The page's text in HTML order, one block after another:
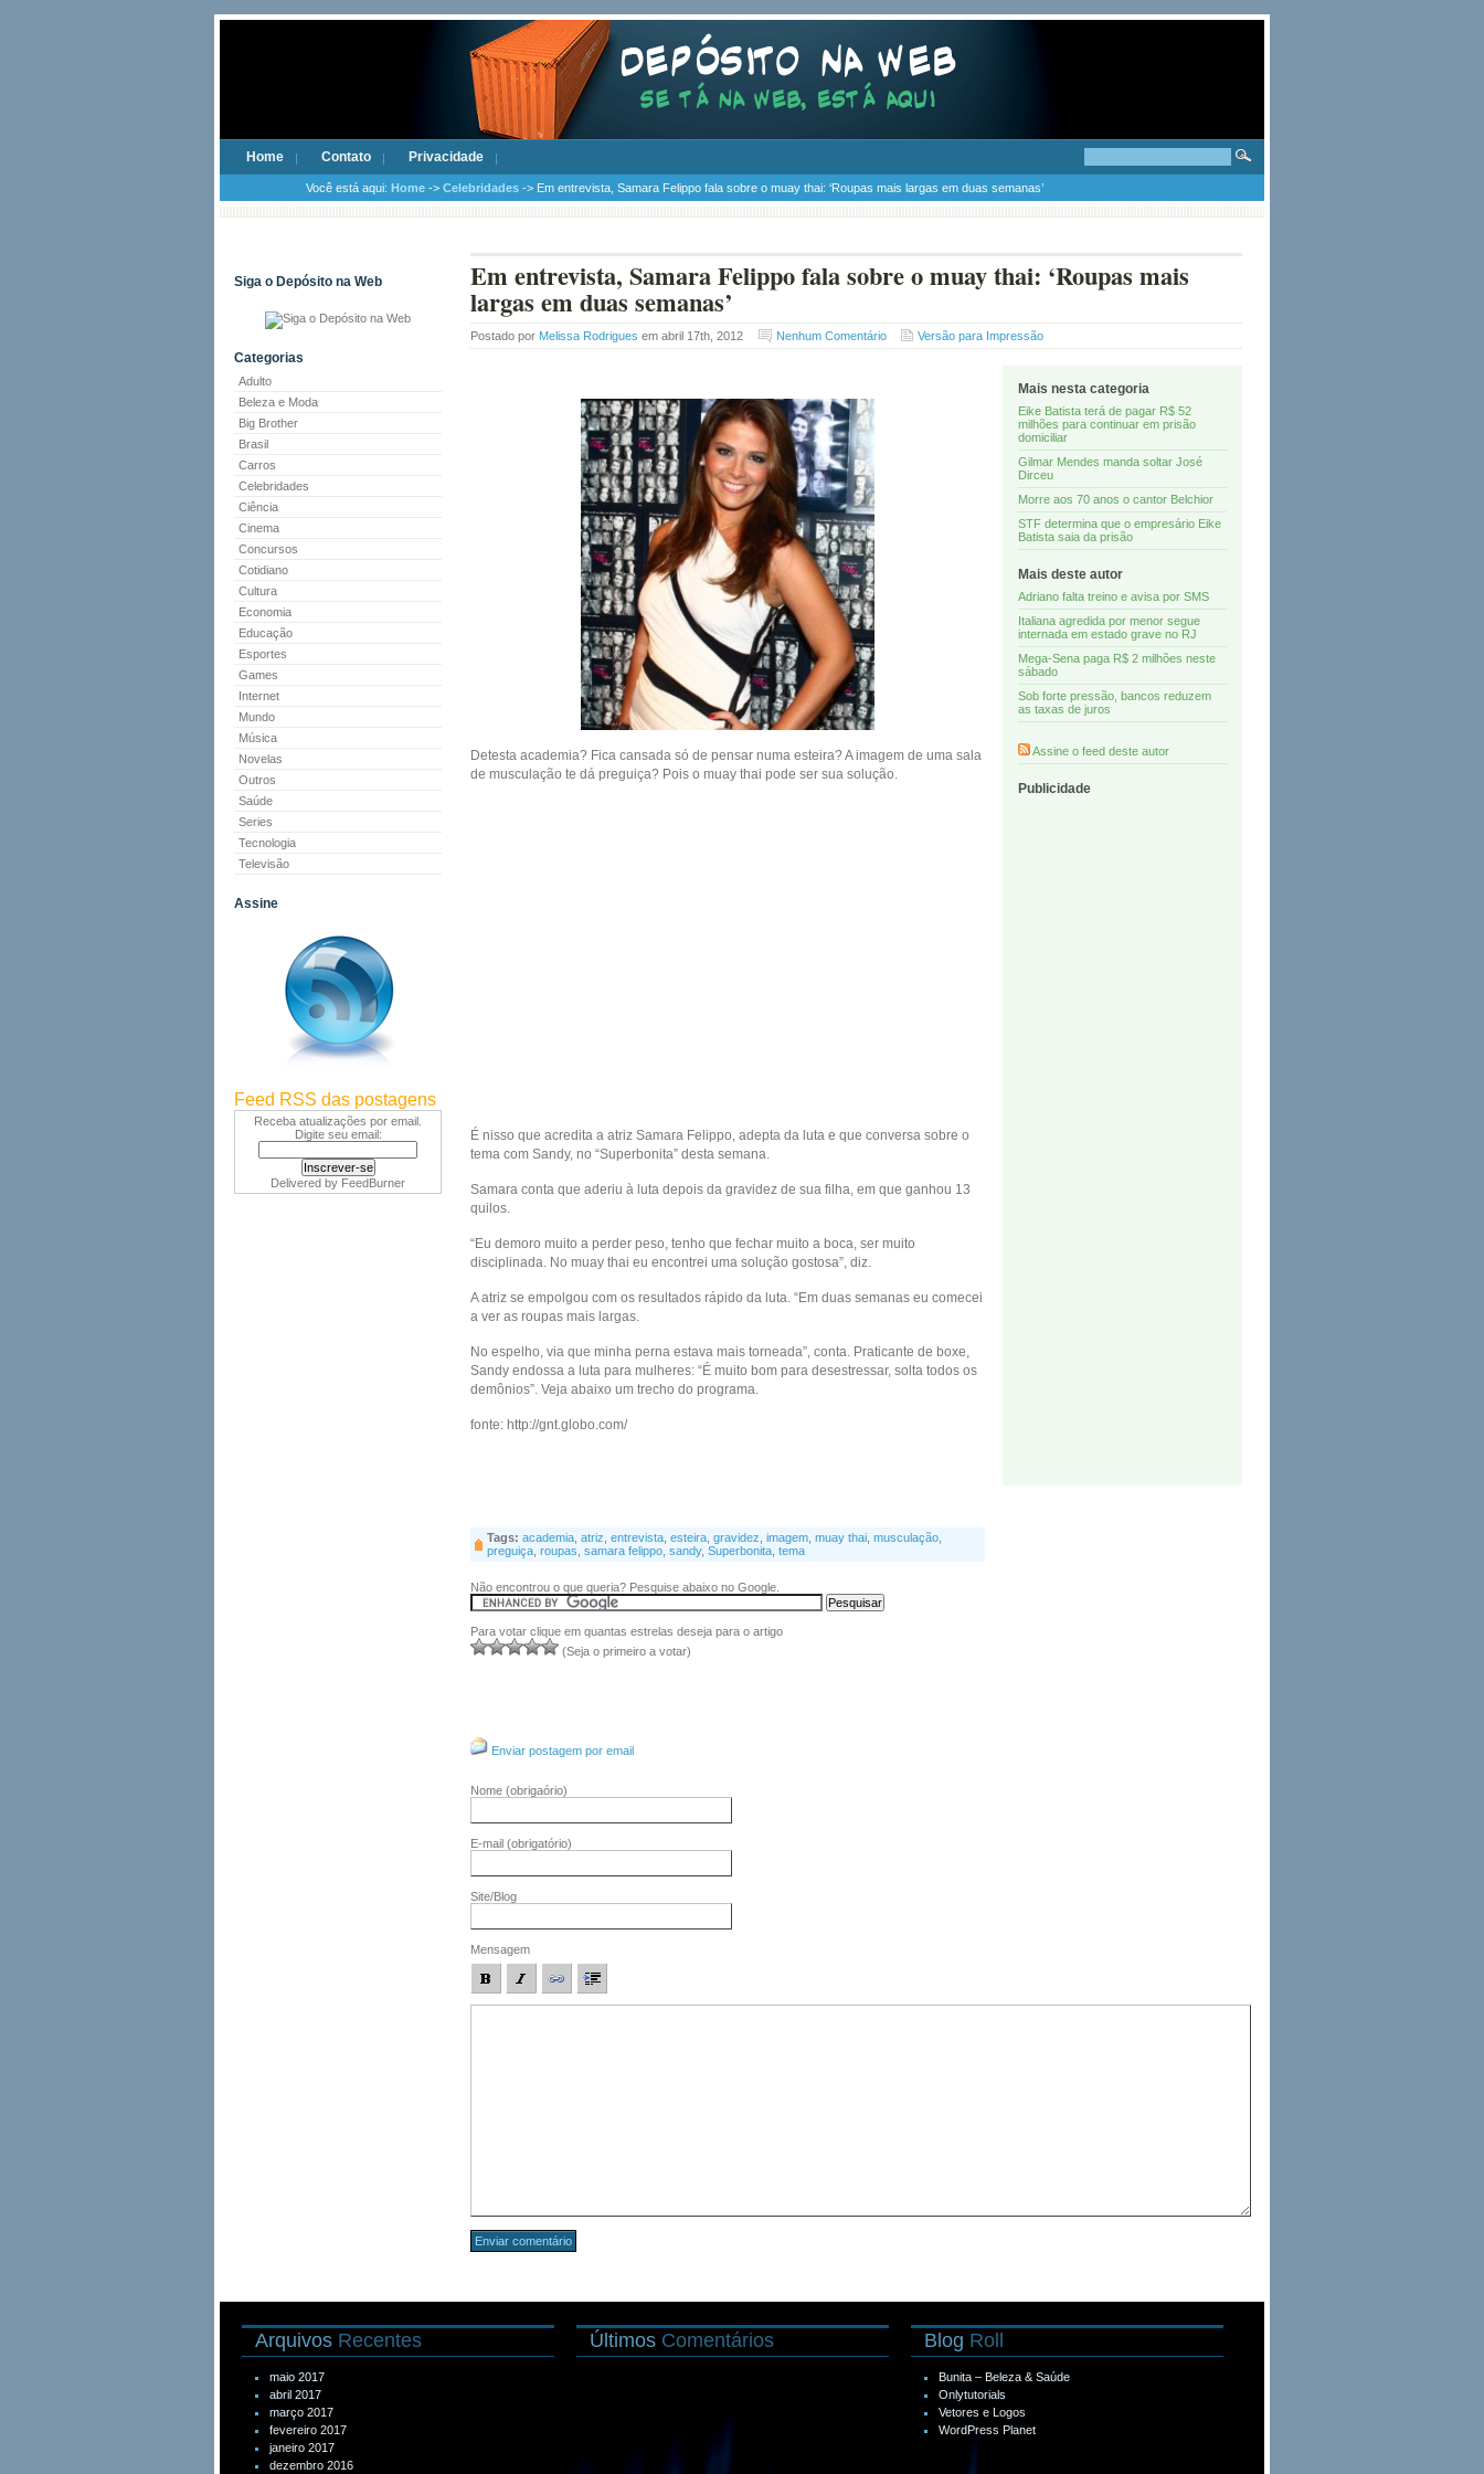
Home Contato Privacidade
Você está aqui: Home -> Celebridades -> Em entrevista, Samara Felippo fala sobre o muay thai: ‘Roupas mais largas em duas semanas’
Siga o Depósito na Web
Categorias
Adulto
Beleza e Moda
Big Brother
Brasil
Carros
Celebridades
Ciência
Cinema
Concursos
Cotidiano
Cultura
Economia
Educação
Esportes
Games
Internet
Mundo
Música
Novelas
Outros
Saúde
Series
Tecnologia
Televisão
Assine
Feed RSS das postagens
Receba atualizações por email.
Digite seu email:
Delivered by FeedBurner
Em entrevista, Samara Felippo fala sobre o muay thai: ‘Roupas mais
largas em duas semanas’
Postado por Melissa Rodrigues em abril 17th, 2012 Nenhum Comentário Versão para Impressão
Detesta academia? Fica cansada só de pensar numa esteira? A imagem de uma sala
de musculação te dá preguiça? Pois o muay thai pode ser sua solução.
É nisso que acredita a atriz Samara Felippo, adepta da luta e que conversa sobre o
tema com Sandy, no “Superbonita” desta semana.
Samara conta que aderiu à luta depois da gravidez de sua filha, em que ganhou 13
quilos.
“Eu demoro muito a perder peso, tenho que fechar muito a boca, ser muito
disciplinada. No muay thai eu encontrei uma solução gostosa”, diz.
A atriz se empolgou com os resultados rápido da luta. “Em duas semanas eu comecei
a ver as roupas mais largas.
No espelho, via que minha perna estava mais torneada”, conta. Praticante de boxe,
Sandy endossa a luta para mulheres: “É muito bom para desestressar, solta todos os
demônios”. Veja abaixo um trecho do programa.
fonte: http://gnt.globo.com/
Mais nesta categoria
Eike Batista terá de pagar R$ 52
milhões para continuar em prisão
domiciliar
Gilmar Mendes manda soltar José
Dirceu
Morre aos 70 anos o cantor Belchior
STF determina que o empresário Eike
Batista saia da prisão
Mais deste autor
Adriano falta treino e avisa por SMS
Italiana agredida por menor segue
internada em estado grave no RJ
Mega-Sena paga R$ 2 milhões neste
sábado
Sob forte pressão, bancos reduzem
as taxas de juros
Assine o feed deste autor
Publicidade
Tags: academia atriz entrevista esteira gravidez imagem muay thai musculação
preguiça roupas samara felippo sandy, Superbonita tema
Não encontrou o que queria? Pesquise abaixo no Google.
Para votar clique em quantas estrelas deseja para o artigo
(Seja o primeiro a votar)
Enviar postagem por email
Nome (obrigaório)
E-mail (obrigatório)
Site/Blog
Mensagem
Arquivos Recentes
maio 2017
abril 2017
março 2017
fevereiro 2017
janeiro 2017
dezembro 2016
Últimos Comentários Blog Roll
Bunita – Beleza & Saúde
Onlytutorials
Vetores e Logos
WordPress Planet